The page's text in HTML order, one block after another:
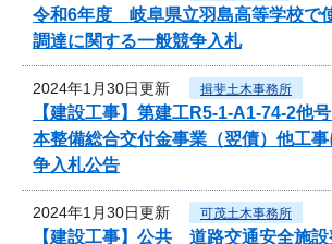
令和6年度 岐阜県立羽島高等学校で
調達に関する一般競争入札
2024年1月30日更新 揖斐土木事務所
【建設工事】第建工R5-1-A1-74-2
本整備総合交付金事業（翌債）他工
争入札公告
2024年1月30日更新 可茂土木事務所
【建設工事】公共 道路交通安全施